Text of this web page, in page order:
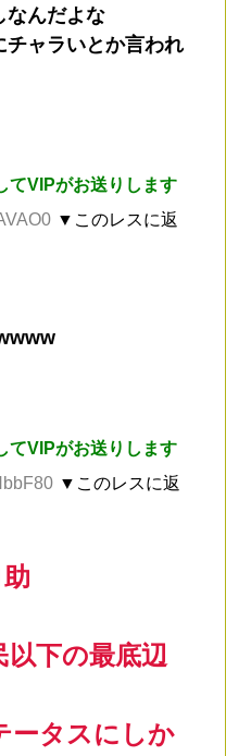
なんだよな
チャラいとか言われ
てVIPがお送りします
▼このレスに返
てVIPがお送りします
▼このレスに返
下の最底辺
ータスにしか